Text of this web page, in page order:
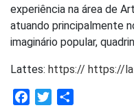
experiência na área de
atuando principalmente
imaginário popular,
Lattes: https:// https://
FacebookTwitter